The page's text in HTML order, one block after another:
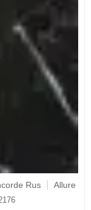
Rus Allure